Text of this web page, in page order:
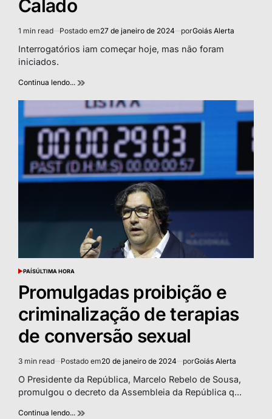
Calado
Estimated
read
time
1 min read Postado em27 de janeiro de 2024 porGoiás Alerta
Interrogatórios iam começar hoje, mas não foram
iniciados.
Continua lendo...
POSTED
PAÍSÚLTIMA HORA
Promulgadas proibição e
criminalização de terapias
de conversão sexual
Estimated
read
3 min read Postado em20 de janeiro de 2024 porGoiás Alerta
O Presidente da República, Marcelo Rebelo de Sousa,
promulgou o decreto da Assembleia da República q...
Continua lendo...